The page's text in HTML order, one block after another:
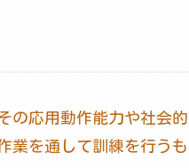
の応用動作能力や社会的
業を通して訓練を行うも